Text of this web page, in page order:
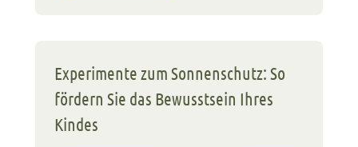
Experimente zum Sonnenschutz: So
fördern Sie das Bewusstsein Ihres
Kindes